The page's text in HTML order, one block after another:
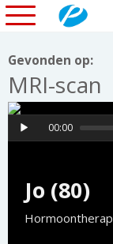
Gevonden op:
MRI-scan
Jo (80)
00:00